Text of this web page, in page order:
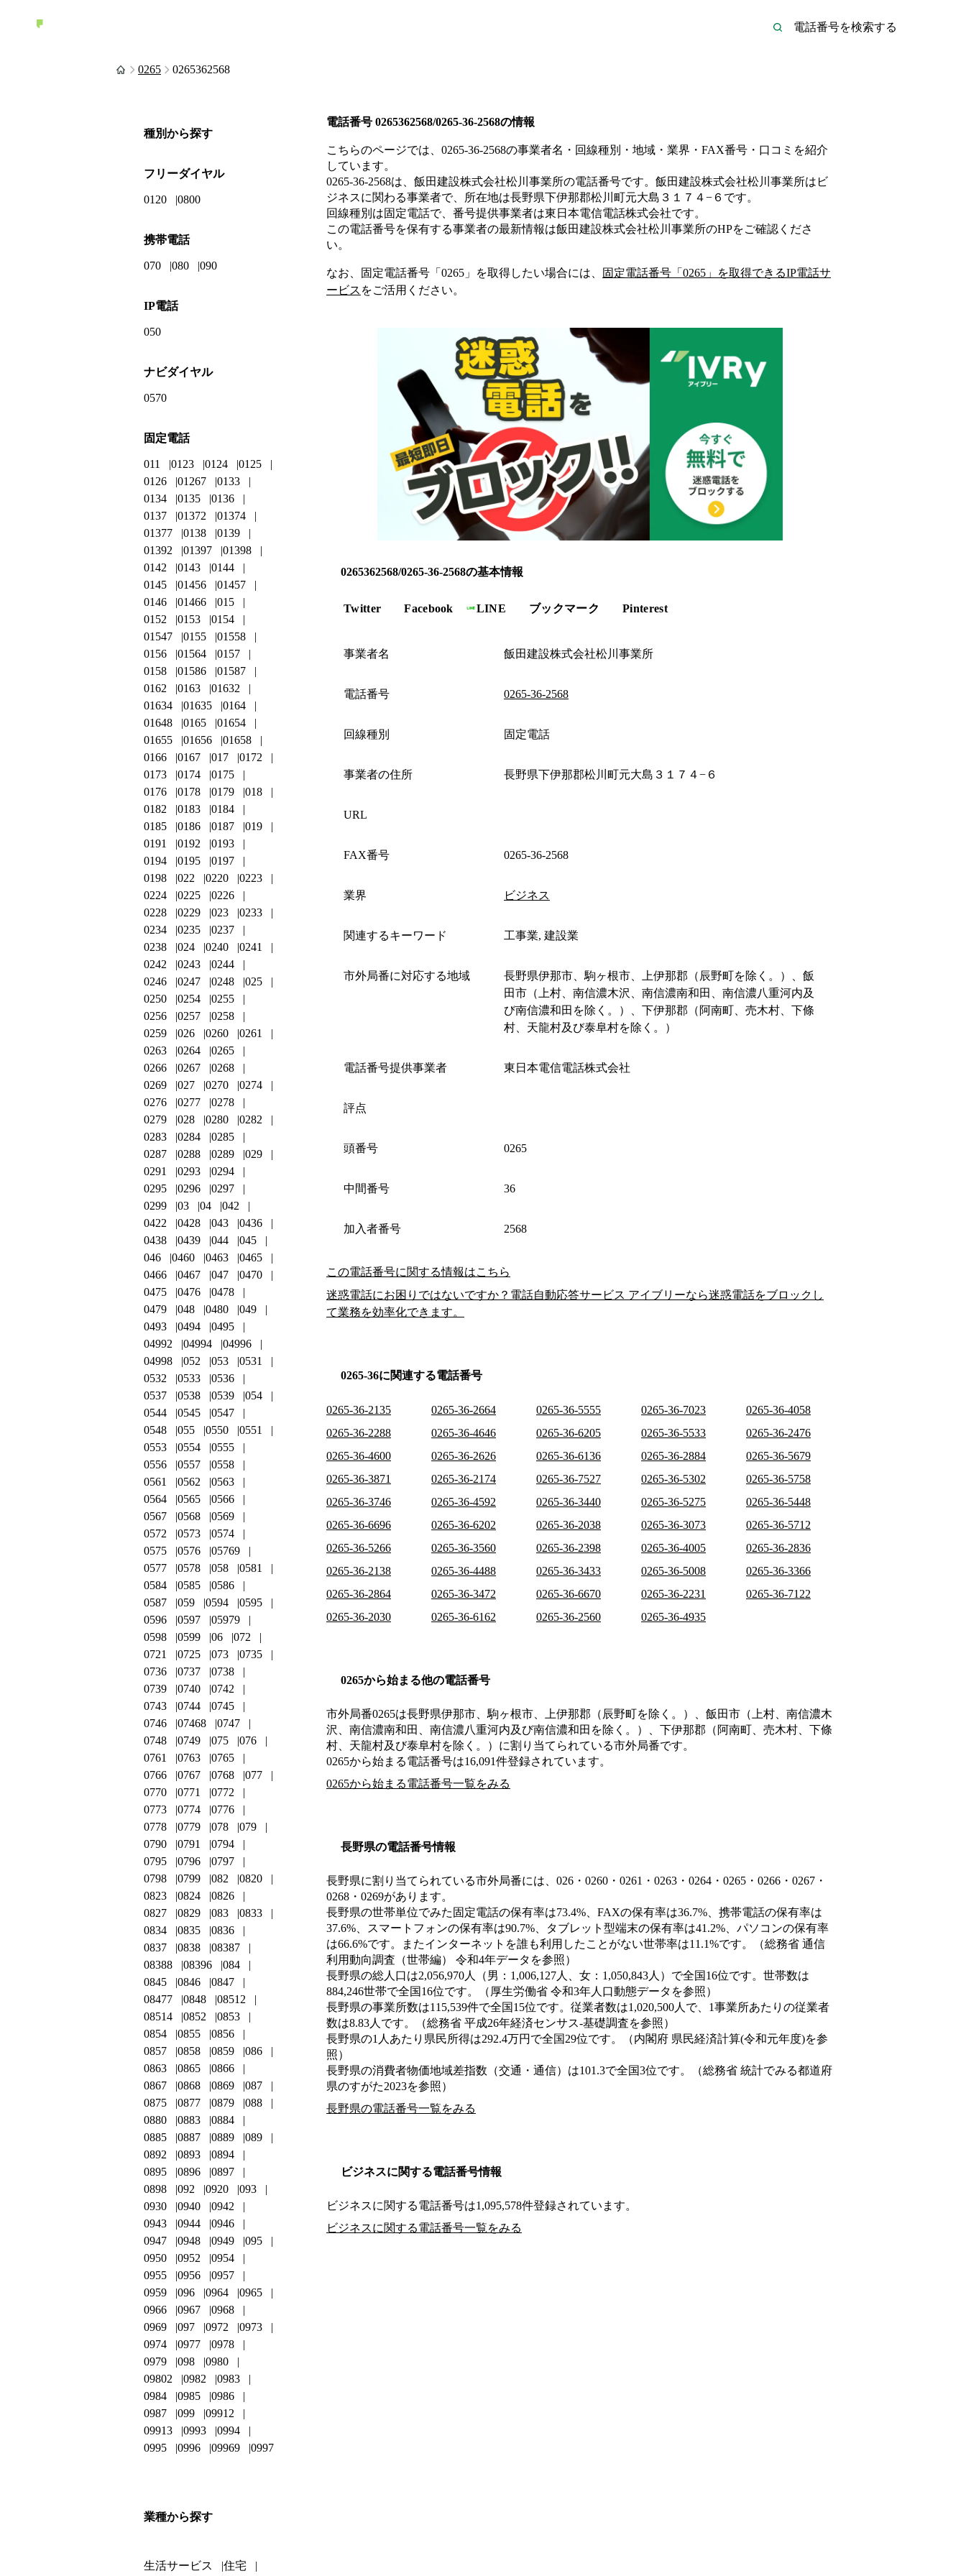
0265 0265362568
電話番号 0265362568/0265-36-2568の情報
こちらのページでは、 0265-36-2568の事業者名・回線種別・地域・業界・FAX番号・口コミを紹介
しています。
0265-36-2568は、 飯田建設株式会社松川事業所の電話番号です。 飯田建設株式会社松川事業所は ビ
ジネスに関わる事業者で、所在地は長野県下伊那郡松川町元大島３１７４−６ です。
回線種別は固定電話で、番号提供事業者は東日本電信電話株式会社です。
この電話番号を保有する事業者の最新情報は飯田建設株式会社松川事業所のHPをご確認くださ
い。
なお、固定電話番号「 0265 」を取得したい場合には、 固定電話番号「 0265 」を取得できるIP電話サ
ービス をご活用ください。
0265362568/0265-36-2568の基本情報
Twitter Facebook LINE ブックマーク Pinterest
事業者名 飯田建設株式会社松川事業所
電話番号 0265-36-2568
回線種別 固定電話
事業者の住所 長野県下伊那郡松川町元大島３１７４−６
URL
FAX番号 0265-36-2568
業界 ビジネス
関連するキーワード 工事業, 建設業
市外局番に対応する地域
長野県伊那市、駒ヶ根市、上伊那郡（辰野町を除く。）、飯
田市（上村、南信濃木沢、南信濃南和田、南信濃八重河内及
び南信濃和田を除く。）、下伊那郡（阿南町、売木村、下條
村、天龍村及び泰阜村を除く。）
電話番号提供事業者 東日本電信電話株式会社
評点
頭番号 0265
中間番号 36
加入者番号 2568
この電話番号に関する情報はこちら
迷惑電話にお困りではないですか？電話自動応答サービス アイブリーなら迷惑電話をブロックし
て業務を効率化できます。
0265-36に関連する電話番号
0265-36-2135 0265-36-2664 0265-36-5555 0265-36-7023
0265-36-4058
0265-36-2288
0265-36-4646 0265-36-6205 0265-36-5533
0265-36-2476
0265-36-4600
0265-36-2626 0265-36-6136 0265-36-2884
0265-36-5679
0265-36-3871
0265-36-2174 0265-36-7527 0265-36-5302
0265-36-5758
0265-36-3746
0265-36-4592 0265-36-3440 0265-36-5275
0265-36-5448
0265-36-6696
0265-36-6202 0265-36-2038 0265-36-3073
0265-36-5712
0265-36-5266
0265-36-3560 0265-36-2398 0265-36-4005
0265-36-2836
0265-36-2138
0265-36-4488 0265-36-3433 0265-36-5008
0265-36-3366
0265-36-2864
0265-36-3472 0265-36-6670 0265-36-2231
0265-36-7122
0265-36-2030
0265-36-6162 0265-36-2560 0265-36-4935
0265から始まる他の電話番号
市外局番0265は長野県伊那市、駒ヶ根市、上伊那郡（辰野町を除く。）、飯田市（上村、南信濃木
沢、南信濃南和田、南信濃八重河内及び南信濃和田を除く。）、下伊那郡（阿南町、売木村、下條
村、天龍村及び泰阜村を除く。） に割り当てられている市外局番です。
0265から始まる電話番号は16,091件登録されています。
0265から始まる電話番号一覧をみる
長野県の電話番号情報
長野県に割り当てられている市外局番には、026・0260・0261・0263・0264・0265・0266・0267・
0268・0269があります。
長野県の世帯単位でみた固定電話の保有率は73.4%、FAXの保有率は36.7%、携帯電話の保有率は
37.6%、スマートフォンの保有率は90.7%、タブレット型端末の保有率は41.2%、パソコンの保有率
は66.6%です。またインターネットを誰も利用したことがない世帯率は11.1%です。（総務省 通信
利用動向調査（世帯編） 令和4年データを参照）
長野県の総人口は2,056,970人（男：1,006,127人、女：1,050,843人）で全国16位です。世帯数は
884,246世帯で全国16位です。（厚生労働省 令和3年人口動態データを参照）
長野県の事業所数は115,539件で全国15位です。従業者数は1,020,500人で、1事業所あたりの従業者
数は8.83人です。（総務省 平成26年経済センサス‐基礎調査を参照）
長野県の1人あたり県民所得は292.4万円で全国29位です。（内閣府 県民経済計算(令和元年度)を参
照）
長野県の消費者物価地域差指数（交通・通信）は101.3で全国3位です。（総務省 統計でみる都道府
県のすがた2023を参照）
長野県の電話番号一覧をみる
ビジネスに関する電話番号情報
ビジネスに関する電話番号は1,095,578件登録されています。
ビジネスに関する電話番号一覧をみる
種別から探す
フリーダイヤル
0120 0800
携帯電話
070 080 090
IP電話
050
ナビダイヤル
0570
固定電話
011 0123 0124
0125
0126
01267
0133
0134
0135
0136
0137
01372
01374
01377
0138
0139
01392
01397
01398
0142
0143
0144
0145
01456
01457
0146
01466
015
0152
0153
0154
01547
0155
01558
0156
01564
0157
0158
01586
01587
0162
0163
01632
01634
01635
0164
01648
0165
01654
01655
01656
01658
0166
0167 017
0172
0173
0174
0175
0176
0178 0179
018
0182
0183
0184
0185
0186 0187
019
0191
0192
0193
0194
0195
0197
0198
022 0220
0223
0224
0225
0226
0228
0229 023
0233
0234
0235
0237
0238
024 0240
0241
0242
0243
0244
0246
0247 0248
025
0250
0254
0255
0256
0257
0258
0259
026 0260
0261
0263
0264
0265
0266
0267
0268
0269
027 0270
0274
0276
0277
0278
0279
028 0280
0282
0283
0284
0285
0287
0288 0289
029
0291
0293
0294
0295
0296
0297
0299
03 04
042
0422
0428 043
0436
0438
0439 044
045
046
0460 0463
0465
0466
0467 047
0470
0475
0476
0478
0479
048 0480
049
0493
0494
0495
04992
04994
04996
04998
052 053
0531
0532
0533
0536
0537
0538 0539
054
0544
0545
0547
0548
055 0550
0551
0553
0554
0555
0556
0557
0558
0561
0562
0563
0564
0565
0566
0567
0568
0569
0572
0573
0574
0575
0576
05769
0577
0578 058
0581
0584
0585
0586
0587
059 0594
0595
0596
0597
05979
0598
0599 06
072
0721
0725 073
0735
0736
0737
0738
0739
0740
0742
0743
0744
0745
0746
07468
0747
0748
0749 075
076
0761
0763
0765
0766
0767 0768
077
0770
0771
0772
0773
0774
0776
0778
0779 078
079
0790
0791
0794
0795
0796
0797
0798
0799 082
0820
0823
0824
0826
0827
0829 083
0833
0834
0835
0836
0837
0838
08387
08388
08396
084
0845
0846
0847
08477
0848
08512
08514
0852
0853
0854
0855
0856
0857
0858 0859
086
0863
0865
0866
0867
0868 0869
087
0875
0877 0879
088
0880
0883
0884
0885
0887 0889
089
0892
0893
0894
0895
0896
0897
0898
092 0920
093
0930
0940
0942
0943
0944
0946
0947
0948 0949
095
0950
0952
0954
0955
0956
0957
0959
096 0964
0965
0966
0967
0968
0969
097 0972
0973
0974
0977
0978
0979
098
0980
09802
0982
0983
0984
0985
0986
0987
099
09912
09913
0993
0994
0995
0996 09969 0997
業種から探す
生活サービス 住宅